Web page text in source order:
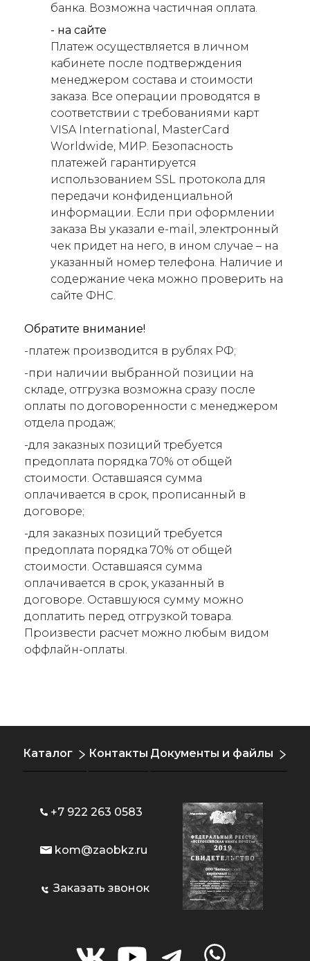
банка. Возможна частичная оплата.
- на сайте
Платеж осуществляется в личном
кабинете после подтверждения
менеджером состава и стоимости
заказа. Все операции проводятся в
соответствии с требованиями карт
VISA International, MasterCard
Worldwide, МИР. Безопасность
платежей гарантируется
использованием SSL протокола для
передачи конфиденциальной
информации. Если при оформлении
заказа Вы указали e-mail, электронный
чек придет на него, в ином случае – на
указанный номер телефона. Наличие и
содержание чека можно проверить на
сайте ФНС.
Обратите внимание!
-платеж производится в рублях РФ;
-при наличии выбранной позиции на
складе, отгрузка возможна сразу после
оплаты по договоренности с менеджером
отдела продаж;
-для заказных позиций требуется
предоплата порядка 70% от общей
стоимости. Оставшаяся сумма
оплачивается в срок, прописанный в
договоре;
-для заказных позиций требуется
предоплата порядка 70% от общей
стоимости. Оставшаяся сумма
оплачивается в срок, указанный в
договоре. Оставшуюся сумму можно
доплатить перед отгрузкой товара.
Произвести расчет можно любым видом
оффлайн-оплаты.
Каталог Контакты Документы и файлы
+7 922 263 0583
kom@zaobkz.ru
Заказать звонок